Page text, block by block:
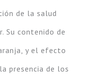
de la salud
Su contenido de
y el efecto
presencia de los